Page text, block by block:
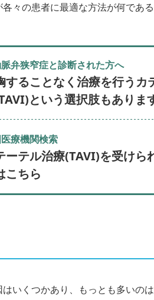
々の患者に最適な方法が何であ
弁狭窄症と診断された方へ
することなく治療を行うカ
という選択肢もありま
療機関検索
ーテル治療(TAVI)を受けら
こちら
いくつかあり、もっとも多いのは